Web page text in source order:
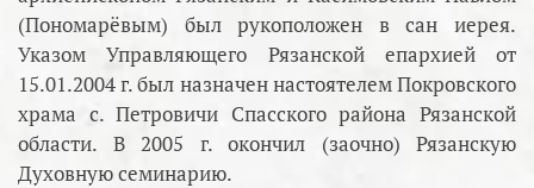
(Пономарёвым) был рукоположен в сан иерея.
Указом Управляющего Рязанской епархией от
15.01.2004 г. был назначен настоятелем Покровского
храма с. Петровичи Спасского района Рязанской
области. В 2005 г. окончил (заочно) Рязанскую
Духовную семинарию.